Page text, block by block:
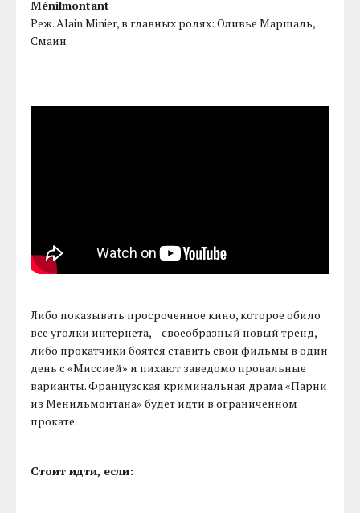
Ménilmontant
Реж. Alain Minier, в главных ролях: Оливье Маршаль,
Смаин
Либо показывать просроченное кино, которое обило
все уголки интернета, – своеобразный новый тренд,
либо прокатчики боятся ставить свои фильмы в один
день с «Миссией» и пихают заведомо провальные
варианты. Французская криминальная драма «Парни
из Менильмонтана» будет идти в ограниченном
прокате.
Стоит идти, если: